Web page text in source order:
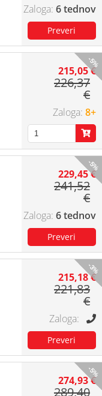
6 tednov
-5%
215,05 €
226,37
€
8+
-5%
229,45 €
241,52
€
6 tednov
-3%
215,18 €
221,83
€
-5%
274,93 €
289,40